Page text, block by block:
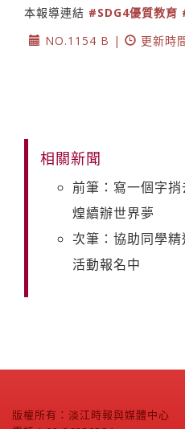
本報導連結 #SDG4優質教育
NO.1154 B |
更新時
相關新聞
前筆：寫一個字
煌續辦世界夢
次筆：協助同學
活動報名中
版權所有：淡江時報與媒體中心